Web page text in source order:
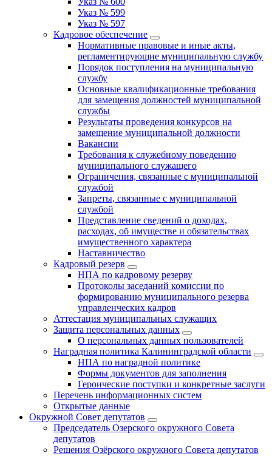
Указ № 599
Указ № 597
Кадровое обеспечение
Нормативные правовые и иные акты,
регламентирующие муниципальную службу
Порядок поступления на муниципальную
службу
Основные квалификационные требования
для замещения должностей муниципальной
службы
Результаты проведения конкурсов на
замещение муниципальной должности
Вакансии
Требования к служебному поведению
муниципального служащего
Ограничения, связанные с муниципальной
службой
Запреты, связанные с муниципальной
службой
Представление сведений о доходах,
расходах, об имуществе и обязательствах
имущественного характера
Наставничество
Кадровый резерв
НПА по кадровому резерву
Протоколы заседаний комиссии по
формированию муниципального резерва
управленческих кадров
Аттестация муниципальных служащих
Защита персональных данных
О персональных данных пользователей
Наградная политика Калининградской области
НПА по наградной политике
Формы документов для заполнения
Героические поступки и конкретные заслуги
Перечень информационных систем
Открытые данные
Окружной Совет депутатов
Председатель Озерского окружного Совета
депутатов
Решения Озёрского окружного Совета депутатов